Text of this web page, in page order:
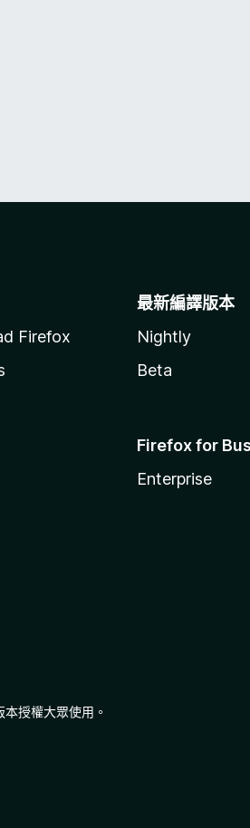
Firefox
最新編譯版本
Nightly
Beta
Firefox for
Enterprise
本授權大眾使用。